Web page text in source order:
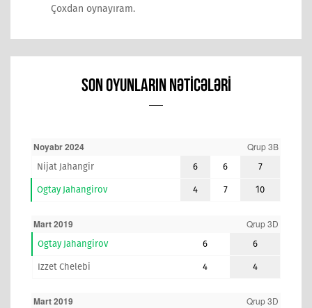
Çoxdan oynayıram.
SON OYUNLARIN NƏTICƏLƏRI
Noyabr 2024 Qrup 3B
Nijat Jahangir 6 6 7
Ogtay Jahangirov 4 7 10
Mart 2019 Qrup 3D
Ogtay Jahangirov 6 6
Izzet Chelebi 4 4
Mart 2019 Qrup 3D